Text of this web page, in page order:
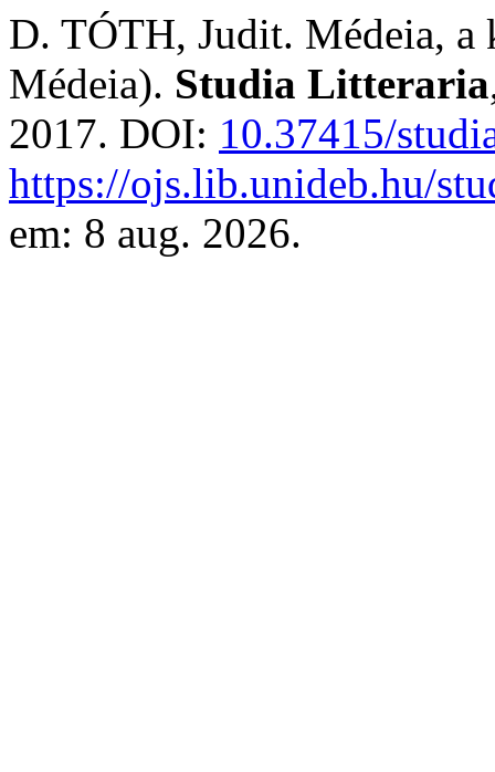
D. TÓTH, Judit. Médeia,
Médeia). Studia Litteraria
2017. DOI: 10.37415/
https://ojs.lib.unideb.hu/
em: 8 aug. 2026.